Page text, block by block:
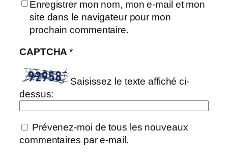
Enregistrer mon nom, mon e-mail et mon
site dans le navigateur pour mon
prochain commentaire.
CAPTCHA*
Saisissez le texte affiché ci-
dessus:
Prévenez-moi de tous les nouveaux
commentaires par e-mail.